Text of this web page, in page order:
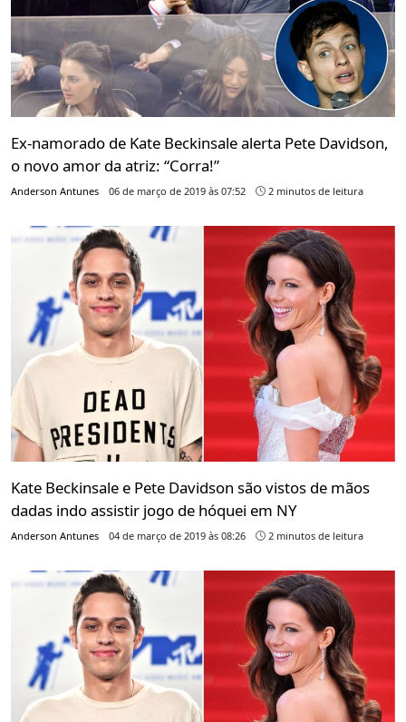
Ex-namorado de Kate Beckinsale alerta Pete Davidson,
o novo amor da atriz: “Corra!”
Anderson Antunes 06 de março de 2019 às 07:52 2 minutos de leitura
Kate Beckinsale e Pete Davidson são vistos de mãos
dadas indo assistir jogo de hóquei em NY
Anderson Antunes 04 de março de 2019 às 08:26 2 minutos de leitura